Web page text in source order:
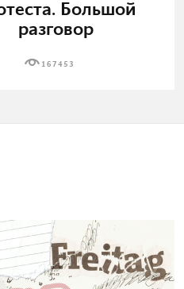
Большой
разговор
167453